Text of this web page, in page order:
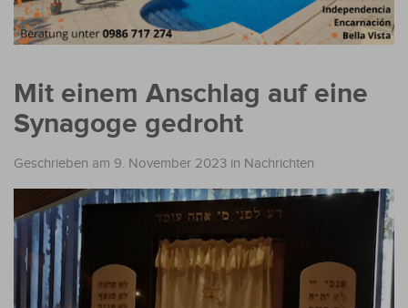
Mit einem Anschlag auf eine
Synagoge gedroht
Geschrieben am 9. November 2023 in Nachrichten